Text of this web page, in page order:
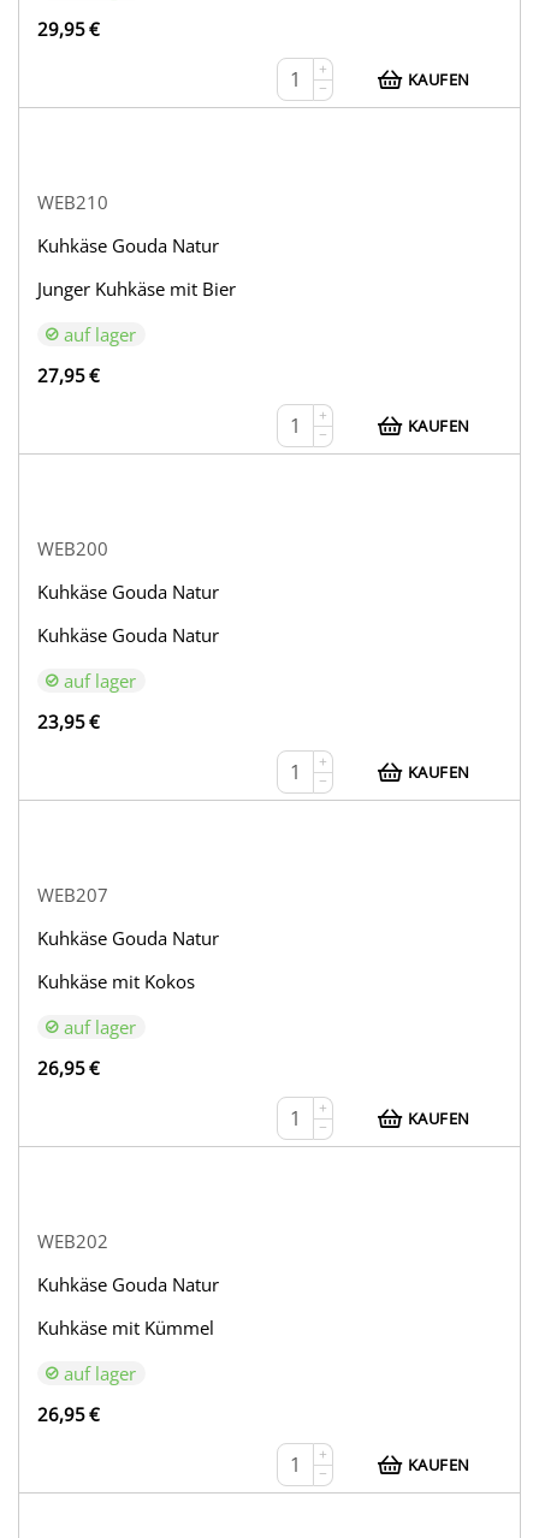
29,95€
+
−
KAUFEN
WEB210
Kuhkäse Gouda Natur
Junger Kuhkäse mit Bier
auf lager
27,95€
+
−
KAUFEN
WEB200
Kuhkäse Gouda Natur
Kuhkäse Gouda Natur
auf lager
23,95€
+
−
KAUFEN
WEB207
Kuhkäse Gouda Natur
Kuhkäse mit Kokos
auf lager
26,95€
+
−
KAUFEN
WEB202
Kuhkäse Gouda Natur
Kuhkäse mit Kümmel
auf lager
26,95€
+
−
KAUFEN